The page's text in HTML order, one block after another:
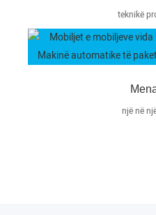
teknikë
një në